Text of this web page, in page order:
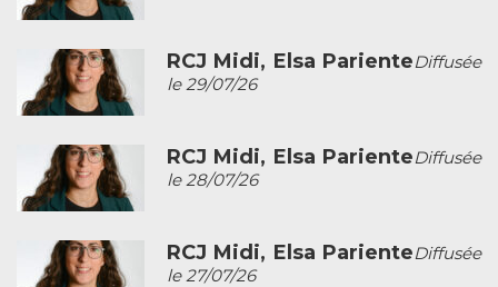
RCJ Midi, Elsa ParienteDiffusée
le 29/07/26
RCJ Midi, Elsa ParienteDiffusée
le 28/07/26
RCJ Midi, Elsa ParienteDiffusée
le 27/07/26